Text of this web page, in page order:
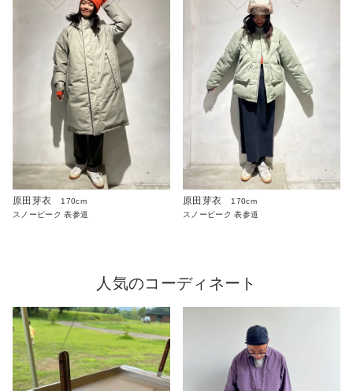
原田芽衣
170cm
スノーピーク 表参道
原田芽衣
170cm
スノーピーク 表参道
人気のコーディネート